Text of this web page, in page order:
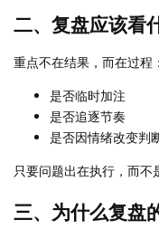
二、复盘应该看
重点不在结果，而在过程：
是否临时加注
是否追逐节奏
是否因情绪改变判
只要问题出在执行，而不
三、为什么复盘